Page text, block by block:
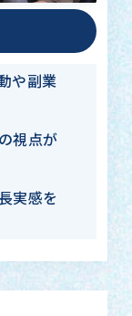
や副業
視点が
実感を